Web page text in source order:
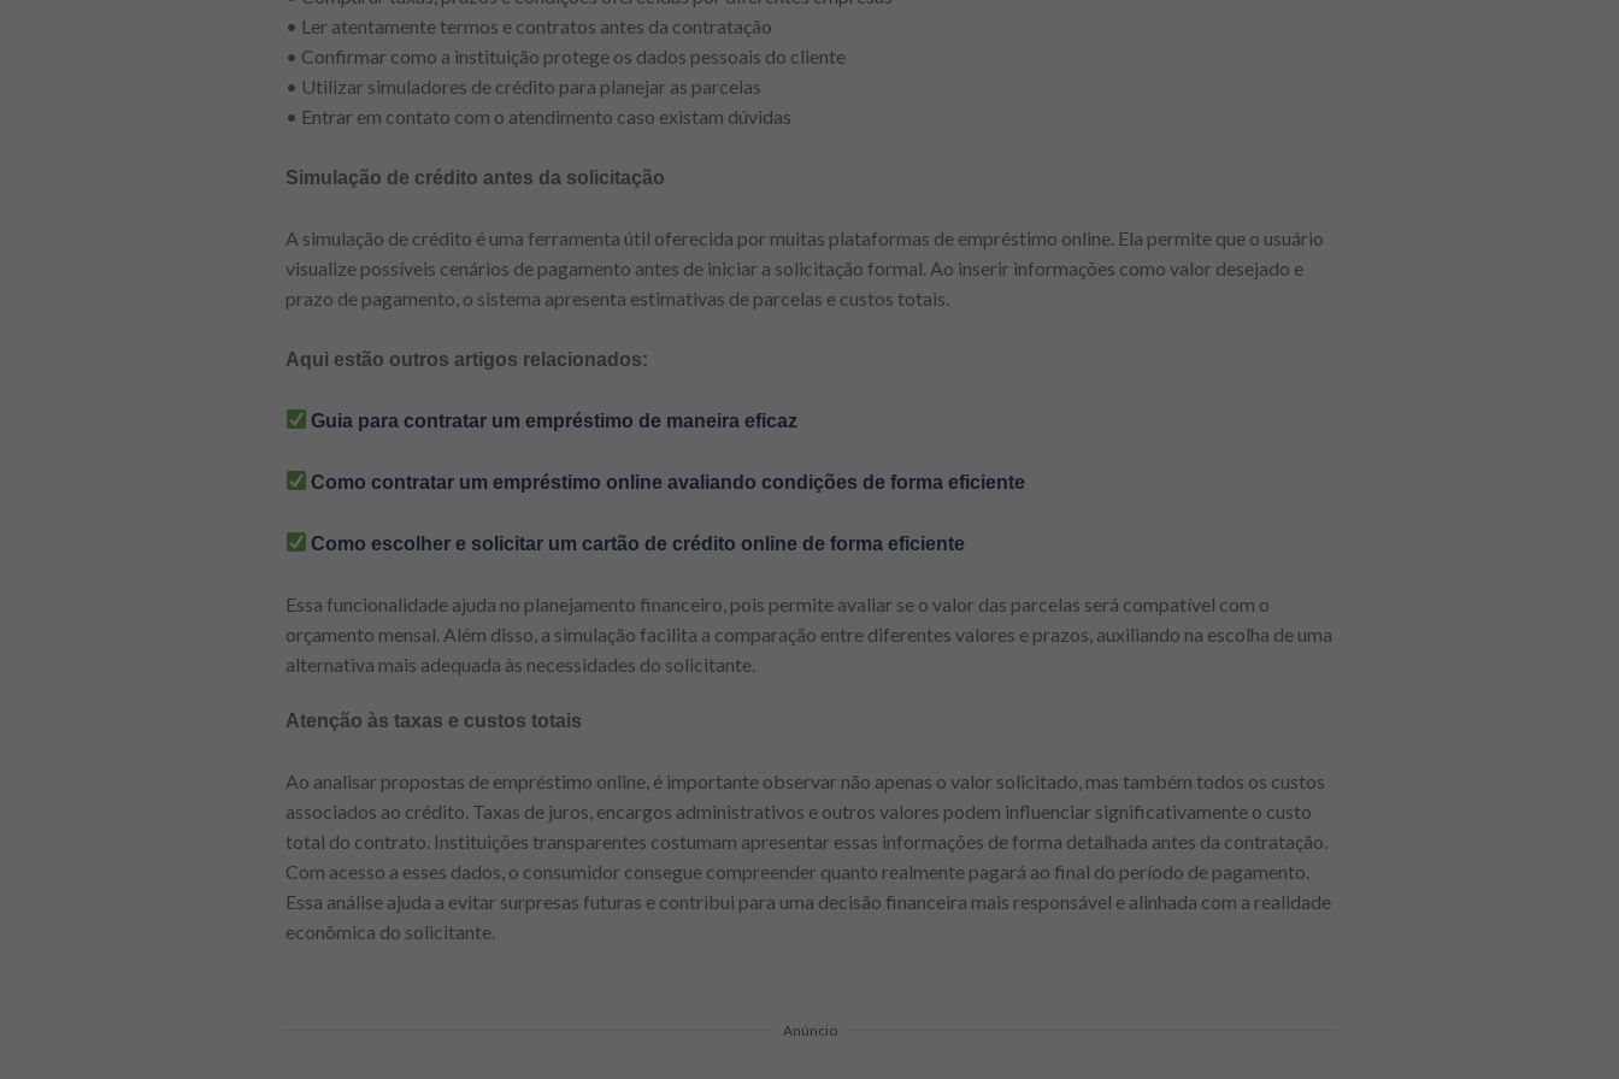
• Ler atentamente termos e contratos antes da contratação
• Confirmar como a instituição protege os dados pessoais do cliente
• Utilizar simuladores de crédito para planejar as parcelas
• Entrar em contato com o atendimento caso existam dúvidas
Simulação de crédito antes da solicitação
A simulação de crédito é uma ferramenta útil oferecida por muitas plataformas de empréstimo online. Ela permite que o usuário
visualize possíveis cenários de pagamento antes de iniciar a solicitação formal. Ao inserir informações como valor desejado e
prazo de pagamento, o sistema apresenta estimativas de parcelas e custos totais.
Aqui estão outros artigos relacionados:
Guia para contratar um empréstimo de maneira eficaz
Como contratar um empréstimo online avaliando condições de forma eficiente
Como escolher e solicitar um cartão de crédito online de forma eficiente
Essa funcionalidade ajuda no planejamento financeiro, pois permite avaliar se o valor das parcelas será compatível com o
orçamento mensal. Além disso, a simulação facilita a comparação entre diferentes valores e prazos, auxiliando na escolha de uma
alternativa mais adequada às necessidades do solicitante.
Atenção às taxas e custos totais
Ao analisar propostas de empréstimo online, é importante observar não apenas o valor solicitado, mas também todos os custos
associados ao crédito. Taxas de juros, encargos administrativos e outros valores podem influenciar significativamente o custo
total do contrato. Instituições transparentes costumam apresentar essas informações de forma detalhada antes da contratação.
Com acesso a esses dados, o consumidor consegue compreender quanto realmente pagará ao final do período de pagamento.
Essa análise ajuda a evitar surpresas futuras e contribui para uma decisão financeira mais responsável e alinhada com a realidade
econômica do solicitante.
Anúncio